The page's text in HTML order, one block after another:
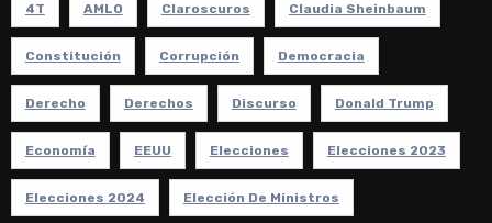
4T AMLO Claroscuros Claudia Sheinbaum
Constitución Corrupción Democracia
Derecho Derechos Discurso Donald Trump
Economía EEUU Elecciones Elecciones 2023
Elecciones 2024 Elección De Ministros